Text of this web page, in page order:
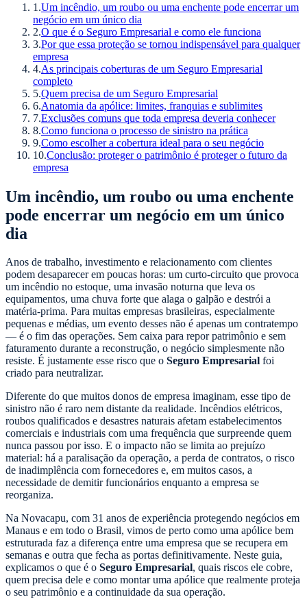
1 .Um incêndio, um roubo ou uma enchente pode encerrar um
negócio em um único dia
2.O que é o Seguro Empresarial e como ele funciona
3.Por que essa proteção se tornou indispensável para qualquer
empresa
4.As principais coberturas de um Seguro Empresarial
completo
5.Quem precisa de um Seguro Empresarial
6.Anatomia da apólice: limites, franquias e sublimites
7.Exclusões comuns que toda empresa deveria conhecer
8.Como funciona o processo de sinistro na prática
9.Como escolher a cobertura ideal para o seu negócio
10.Conclusão: proteger o patrimônio é proteger o futuro da
empresa
Um incêndio, um roubo ou uma enchente
pode encerrar um negócio em um único
dia
Anos de trabalho, investimento e relacionamento com clientes
podem desaparecer em poucas horas: um curto-circuito que provoca
um incêndio no estoque, uma invasão noturna que leva os
equipamentos, uma chuva forte que alaga o galpão e destrói a
matéria-prima. Para muitas empresas brasileiras, especialmente
pequenas e médias, um evento desses não é apenas um contratempo
— é o fim das operações. Sem caixa para repor patrimônio e sem
faturamento durante a reconstrução, o negócio simplesmente não
resiste. É justamente esse risco que o Seguro Empresarial foi
criado para neutralizar.
Diferente do que muitos donos de empresa imaginam, esse tipo de
sinistro não é raro nem distante da realidade. Incêndios elétricos,
roubos qualificados e desastres naturais afetam estabelecimentos
comerciais e industriais com uma frequência que surpreende quem
nunca passou por isso. E o impacto não se limita ao prejuízo
material: há a paralisação da operação, a perda de contratos, o risco
de inadimplência com fornecedores e, em muitos casos, a
necessidade de demitir funcionários enquanto a empresa se
reorganiza.
Na Novacapu, com 31 anos de experiência protegendo negócios em
Manaus e em todo o Brasil, vimos de perto como uma apólice bem
estruturada faz a diferença entre uma empresa que se recupera em
semanas e outra que fecha as portas definitivamente. Neste guia,
explicamos o que é o Seguro Empresarial, quais riscos ele cobre,
quem precisa dele e como montar uma apólice que realmente proteja
o seu patrimônio e a continuidade da sua operação.